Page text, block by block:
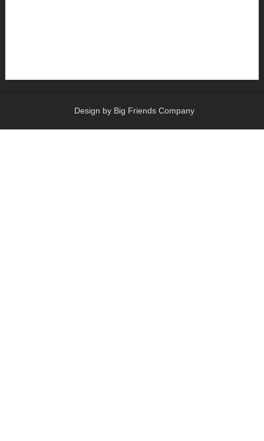
Design by Big Friends Company